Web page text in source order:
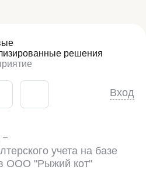
решения
Вход
учета на базе
ООО "Рыжий кот"